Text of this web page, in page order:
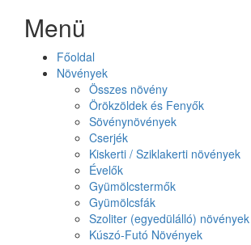
Menü
Főoldal
Növények
Összes növény
Örökzöldek és Fenyők
Sövénynövények
Cserjék
Kiskerti / Sziklakerti növények
Évelők
Gyümölcstermők
Gyümölcsfák
Szoliter (egyedülálló) növények
Kúszó-Futó Növények